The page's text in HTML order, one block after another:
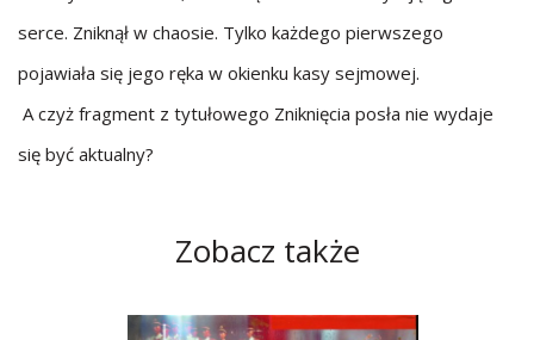
serce. Zniknął w chaosie. Tylko każdego pierwszego
pojawiała się jego ręka w okienku kasy sejmowej.
A czyż fragment z tytułowego Zniknięcia posła nie wydaje
się być aktualny?
Zobacz także